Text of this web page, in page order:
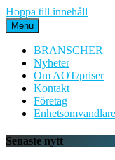
Hoppa till innehåll
Menu
BRANSCHER
Nyheter
Om AOT/priser
Kontakt
Företag
Enhetsomvandlare
Senaste nytt